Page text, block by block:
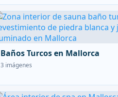
Baños Turcos en Mallorca
3 imágenes